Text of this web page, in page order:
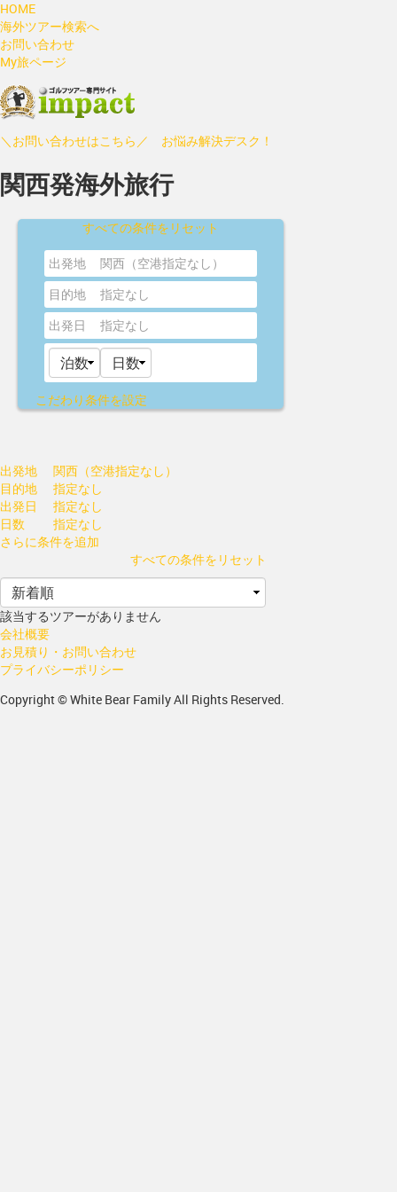
HOME
海外ツアー検索へ
お問い合わせ
My旅ページ
＼お問い合わせはこちら／ お悩み解決デスク！
関西発海外旅行
すべての条件をリセット
出発地
関西（空港指定なし）
目的地
指定なし
出発日
指定なし
こだわり条件を設定
出発地
関西（空港指定なし）
目的地
指定なし
出発日
指定なし
日数
指定なし
さらに条件を追加
すべての条件をリセット
該当するツアーがありません
会社概要
お見積り・お問い合わせ
プライバシーポリシー
Copyright © White Bear Family All Rights Reserved.